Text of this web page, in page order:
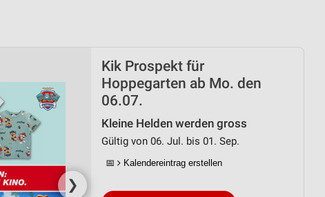
❯
Kik Prospekt für
Hoppegarten ab Mo. den
06.07.
Kleine Helden werden gross
Gültig von 06. Jul. bis 01. Sep.
📅 Kalendereintrag erstellen